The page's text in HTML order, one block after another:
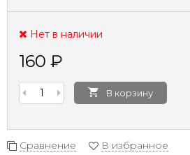
Нет в наличии
160 ₽
В корзину
Сравнение В избранное